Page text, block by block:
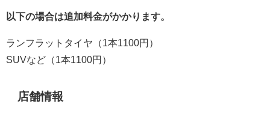
以下の場合は追加料金がかかります。
ランフラットタイヤ（1本1100円）
SUVなど（1本1100円）
店舗情報